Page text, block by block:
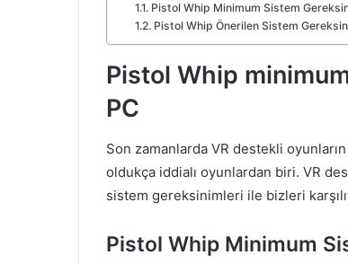
Pistol Whip Minimum Sistem
Pistol Whip Önerilen Sistem
Pistol Whip
PC
Son zamanlarda VR destekli
oldukça iddialı oyunlardan biri. VR
sistem gereksinimleri ile bizleri
Pistol Whip Minimum